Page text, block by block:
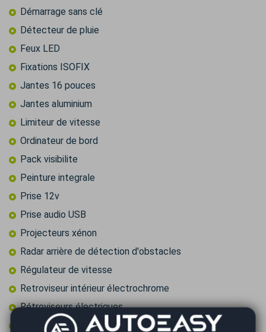
Démarrage sans clé
Détecteur de pluie
Feux LED
Fixations ISOFIX
Jantes 16 pouces
Jantes aluminium
Limiteur de vitesse
Ordinateur de bord
Pack visibilite
Peinture integrale
Prise 12v
Prise audio USB
Projecteurs xénon
Radar arrière de détection d'obstacles
Régulateur de vitesse
Retroviseur intérieur électrochrome
Rétroviseurs électriques
Rétroviseurs rabattables électriquement